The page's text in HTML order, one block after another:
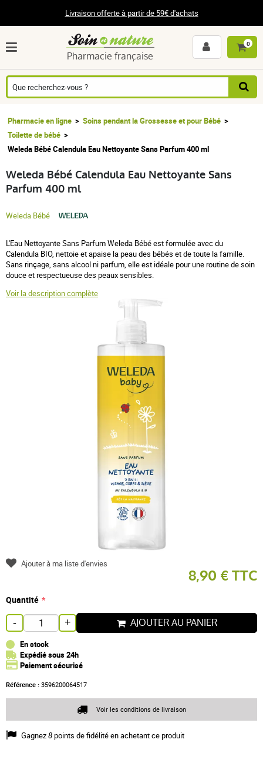
Livraison offerte à partir de 59€ d'achats
Pharmacie française
0
Pharmacie en ligne
Soins pendant la Grossesse et pour Bébé
Toilette de bébé
Weleda Bébé Calendula Eau Nettoyante Sans Parfum 400 ml
Weleda Bébé Calendula Eau Nettoyante Sans
Parfum 400 ml
Weleda Bébé
L'Eau Nettoyante Sans Parfum Weleda Bébé est formulée avec du
Calendula BIO, nettoie et apaise la peau des bébés et de toute la famille.
Sans rinçage, sans alcool ni parfum, elle est idéale pour une routine de soin
douce et respectueuse des peaux sensibles.
Voir la description complète
8,90 € TTC
Quantité
- + AJOUTER AU PANIER
En stock
Expédié sous 24h
Paiement sécurisé
Référence : 3596200064517
Gagnez8points de fidélité en achetant ce produit
Ajouter à ma liste d'envies
Voir les conditions de livraison